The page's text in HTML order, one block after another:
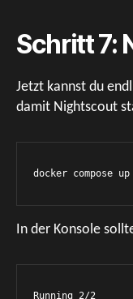
Schritt 7:
Jetzt kannst du
damit Nightscout
docker compose
In der Konsole
Running 2/2